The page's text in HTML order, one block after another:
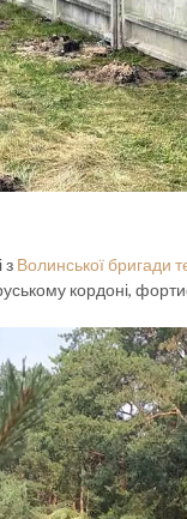
з Волинської бригади
кордоні,